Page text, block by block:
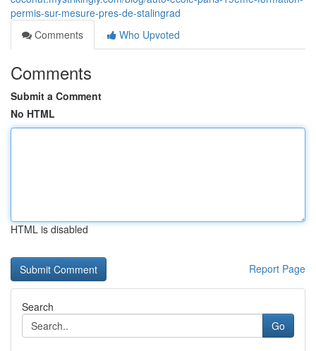
permis-sur-mesure-pres-de-stalingrad
Comments
Who Upvoted
Comments
Submit a Comment
No HTML
HTML is disabled
Report Page
Search
Go